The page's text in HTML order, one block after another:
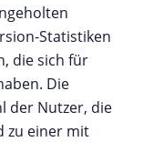
Statistiken
die sich für
Die
der Nutzer, die
zu einer mit